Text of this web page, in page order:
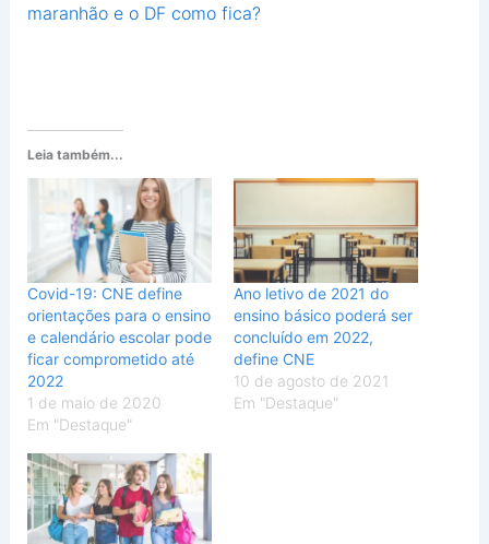
maranhão e o DF como fica?
Leia também...
Covid-19: CNE define
orientações para o ensino
e calendário escolar pode
ficar comprometido até
2022
1 de maio de 2020
Em "Destaque"
Ano letivo de 2021 do
ensino básico poderá ser
concluído em 2022,
define CNE
10 de agosto de 2021
Em "Destaque"